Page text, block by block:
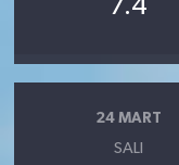
7.4
24 MART
SALI